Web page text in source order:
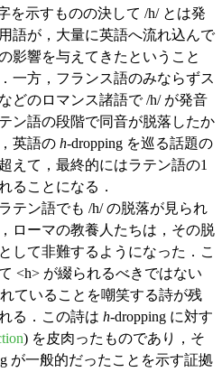
を示すものの決して /h/ とは発
語が，大量に英語へ流れ込んで
影響を与えてきたということ
一方，フランス語のみならずス
どのロマンス諸語で /h/ が発音
ン語の段階で同音が脱落したか
英語の h-dropping を巡る話題の
えて，最終的にはラテン語の1
ることになる．
テン語でも /h/ の脱落が見られ
ローマの教養人たちは，その脱
して非難するようになった．こ
<h> が綴られるべきではない
ていることを嘲笑する詩が残
る．この詩は h-dropping に対す
) を皮肉ったものであり，そ
が一般的だったことを示す証拠